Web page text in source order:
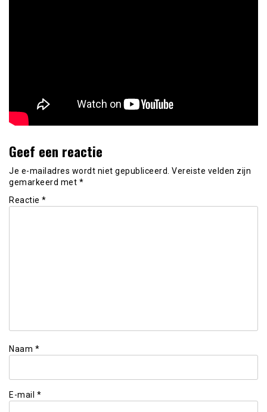
Geef een reactie
Je e-mailadres wordt niet gepubliceerd. Vereiste velden zijn
gemarkeerd met *
Reactie *
Naam *
E-mail *